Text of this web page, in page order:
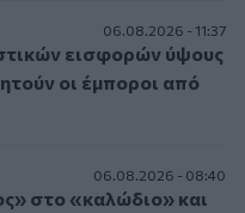
06.08.2026 - 11:37
εισφορών ύψους
οι έμποροι από
06.08.2026 - 08:40
στο «καλώδιο» και